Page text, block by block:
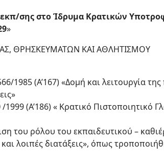
σης στο Ίδρυμα Κρατικών
»
ΘΡΗΣΚΕΥΜΑΤΩΝ ΚΑΙ ΑΘΛΗΤΙΣΜΟΥ
1985 (Α’167) «Δομή και λειτουργία
(Α’186) « Κρατικό Πιστοποιητικό
του ρόλου του εκπαιδευτικού –
λοιπές διατάξεις», όπως